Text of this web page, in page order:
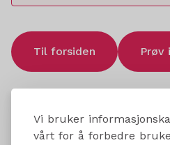
Vi bruker
vårt for å forbedre
Til forsiden Prøv